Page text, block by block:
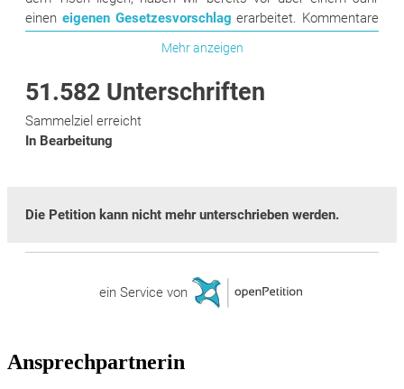
Ansprechpartnerin